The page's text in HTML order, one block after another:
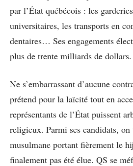
par l’État québécois : les
universitaires, les transports en
dentaires… Ses engagements
plus de trente milliards de dollars.
Ne s’embarrassant d’aucune
prétend pour la laïcité tout en
représentants de l’État puissent
religieux. Parmi ses candidats,
musulmane portant fièrement le
finalement pas été élue. QS se